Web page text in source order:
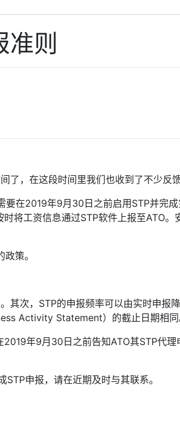
则
，在这段时间里我们也收到了不少反馈
要在2019年9月30日之前启用STP并完
将工资信息通过STP软件上报至ATO。
策。
其次，STP的申报频率可以由实时申报
Activity Statement）的截止日期相同
年9月30日之前告知ATO其STP代理
申报，请在近期及时与其联系。